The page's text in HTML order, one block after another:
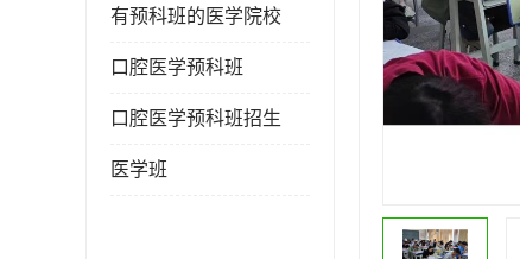
有预科班的医学院校
口腔医学预科班
口腔医学预科班招生
医学班